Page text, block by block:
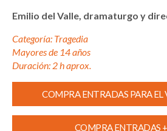
Emilio del Valle, dramaturgo y
Categoría: Tragedia
Mayores de 14 años
Duración: 2 h aprox.
COMPRA ENTRADAS PARA EL
COMPRA ENTRADAS